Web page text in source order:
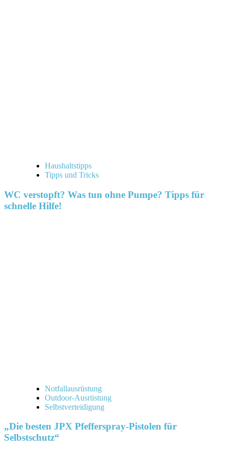
Haushaltstipps
Tipps und Tricks
WC verstopft? Was tun ohne Pumpe? Tipps für
schnelle Hilfe!
Notfallausrüstung
Outdoor-Ausrüstung
Selbstverteidigung
„Die besten JPX Pfefferspray-Pistolen für
Selbstschutz“